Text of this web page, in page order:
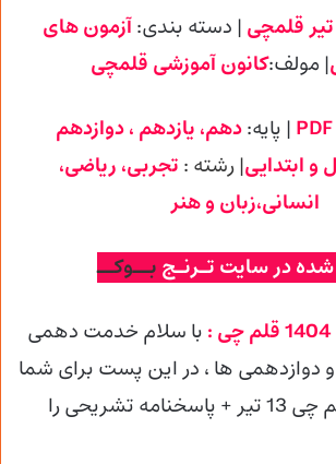
| دسته بندی:آزمون های
| مولف:کانون آموزشی قلمچی
PDF | پایه:دهم، یازدهم ، دوازدهم
و ابتدایی| رشته : تجربی، ریاضی،
انسانی،زبان و هنر
در سایت تـرنـج بــوکــ
با سلام خدمت دهمی
دوازدهمی ها ، در این پست برای شما
سوالات آزمون قلم چی 13 تیر + پاسخنامه تشریحی را